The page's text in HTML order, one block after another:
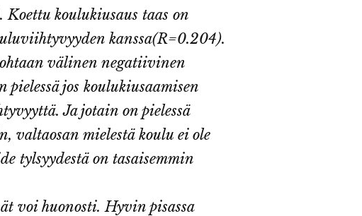
koulukiusaus taas on
kanssa(R=0.204).
välinen negatiivinen
jos koulukiusaamisen
Ja jotain on pielessä
valtaosan mielestä koulu ei ole
tylsyydestä on tasaisemmin
voi huonosti. Hyvin pisassa